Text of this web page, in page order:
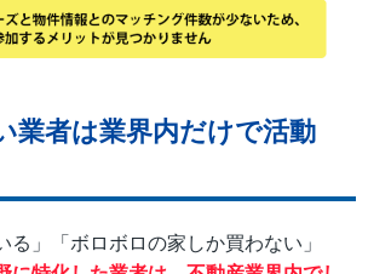
業者は業界内だけで活動
る」「ボロボロの家しか買わない」